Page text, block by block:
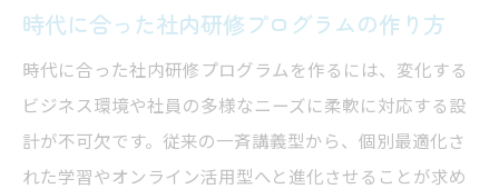
時代に合った社内研修プログラムの作り方
時代に合った社内研修プログラムを作るには、変化する
ビジネス環境や社員の多様なニーズに柔軟に対応する設
計が不可欠です。従来の一斉講義型から、個別最適化さ
れた学習やオンライン活用型へと進化させることが求め